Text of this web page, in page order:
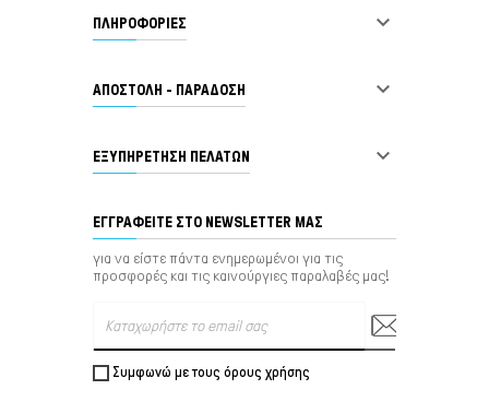
ΠΛΗΡΟΦΟΡΙΕΣ 
ΑΠΟΣΤΟΛΗ - ΠΑΡΑΔΟΣΗ 
ΕΞΥΠΗΡΈΤΗΣΗ ΠΕΛΑΤΏΝ 
ΕΓΓΡΑΦΕΊΤΕ ΣΤΟ NEWSLETTER ΜΑΣ
για να είστε πάντα ενημερωμένοι για τις
προσφορές και τις καινούργιες παραλαβές μας!
Συμφωνώ με τους όρους χρήσης